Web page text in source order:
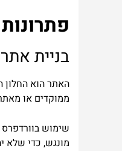
בניית
האתר הוא החלון
ממוקדים או
שימוש
מונגש, כדי שלא